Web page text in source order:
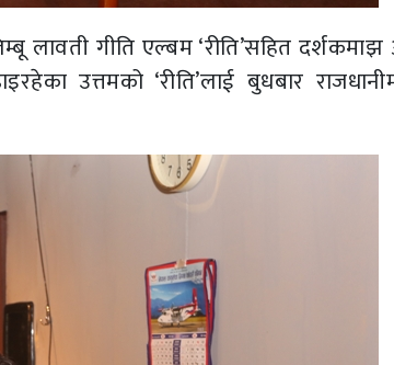
लावती गीति एल्बम ‘रीति’सहित
उत्तमको ‘रीति’लाई बुधबार